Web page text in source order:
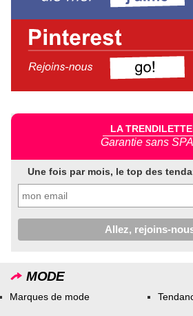
LA
Garantie sans
Une fois par mois, le top des
MODE
Marques de mode